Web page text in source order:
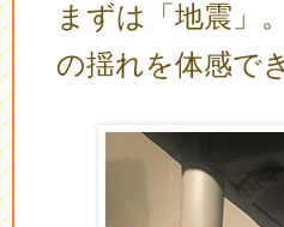
まずは「地震」
の揺れを体感で